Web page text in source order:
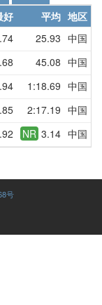
好 平均 地区
25.93 中国
45.08 中国
1:18.69 中国
2:17.19 中国
NR 3.14 中国
号